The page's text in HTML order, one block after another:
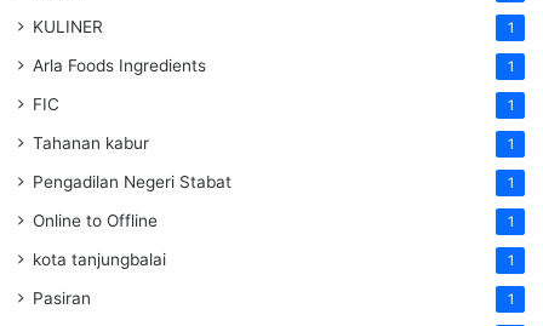
KULINER 1
Arla Foods Ingredients 1
FIC 1
Tahanan kabur 1
Pengadilan Negeri Stabat 1
Online to Offline 1
kota tanjungbalai 1
Pasiran 1